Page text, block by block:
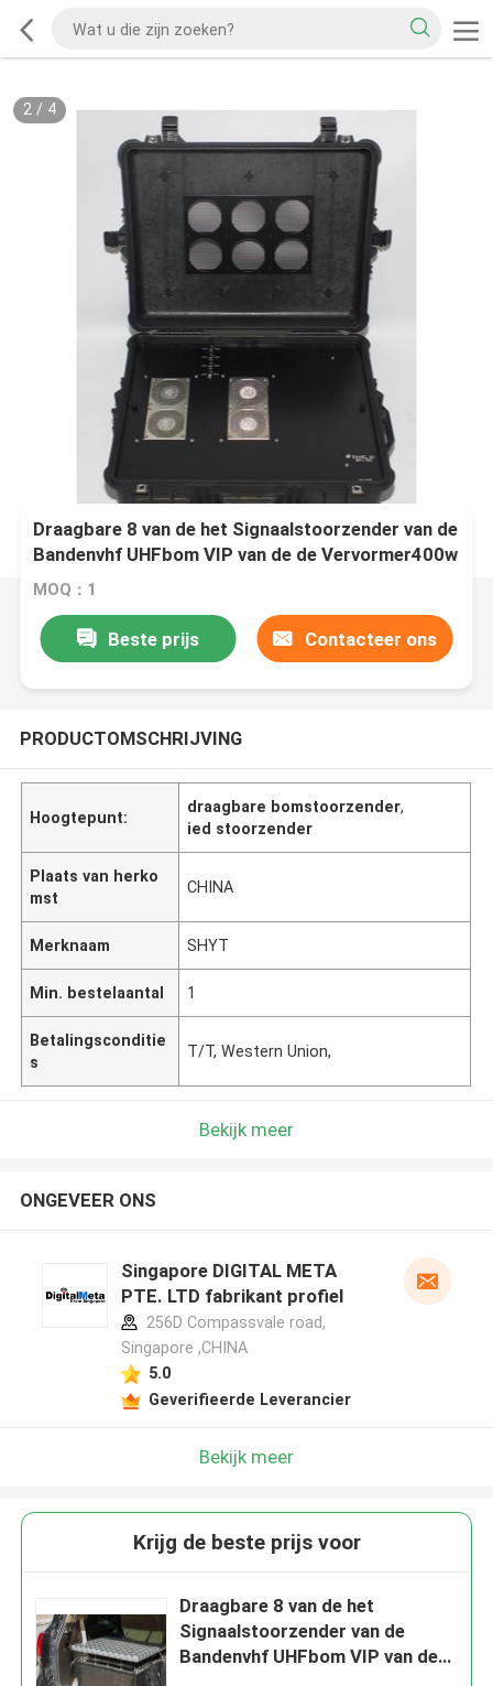
2/ 4
Draagbare 8 van de het Signaalstoorzender van de
Bandenvhf UHFbom VIP van de de Vervormer400w
Macht Bescherming
MOQ：1
Beste prijs Contacteer ons
PRODUCTOMSCHRIJVING
Hoogtepunt:
draagbare bomstoorzender,
ied stoorzender
Plaats van herko
mst
CHINA
Merknaam SHYT
Min. bestelaantal 1
Betalingsconditie
s
T/T, Western Union,
Bekijk meer
ONGEVEER ONS
Singapore DIGITAL META
PTE. LTD fabrikant profiel
256D Compassvale road,
Singapore ,CHINA
5.0
Geverifieerde Leverancier
Bekijk meer
Krijg de beste prijs voor
Draagbare 8 van de het
Signaalstoorzender van de
Bandenvhf UHFbom VIP van de